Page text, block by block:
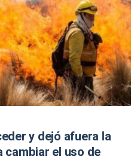
y dejó afuera la
el uso de